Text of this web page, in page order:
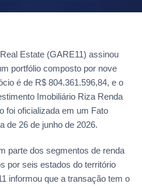
Estate (GARE11) assinou
portfólio composto por nove
é de R$ 804.361.596,84, e o
Imobiliário Riza Renda
foi oficializada em um Fato
de 26 de junho de 2026.
parte dos segmentos de renda
por seis estados do território
informou que a transação tem o